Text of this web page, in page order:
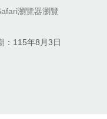
瀏覽器瀏覽
115年8月3日